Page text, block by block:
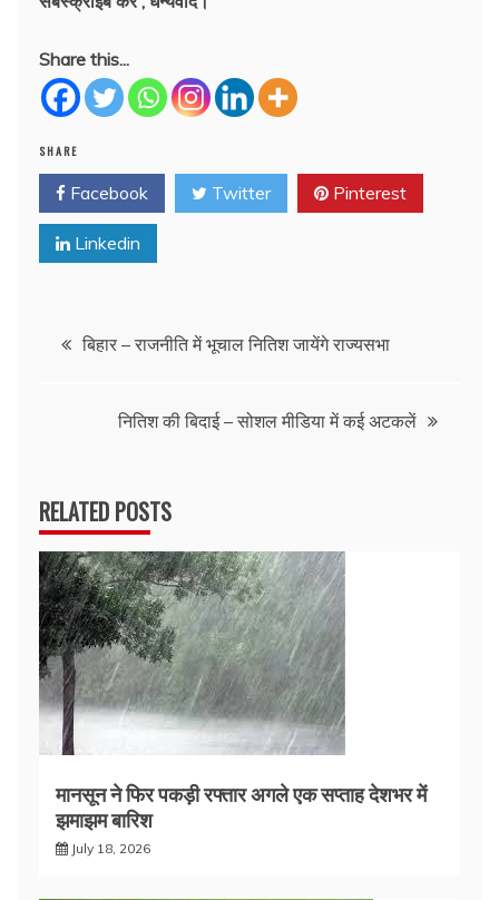
Share this...
SHARE
Facebook Twitter Pinterest
Linkedin
Postबिहार – राजनीति में भूचाल नितिश जायेंगे राज्यसभा
नितिश की बिदाई – सोशल मीडिया में कई अटकलें
RELATED POSTS
मानसून ने फिर पकड़ी रफ्तार अगले एक सप्ताह देशभर में
झमाझम बारिश
July 18, 2026